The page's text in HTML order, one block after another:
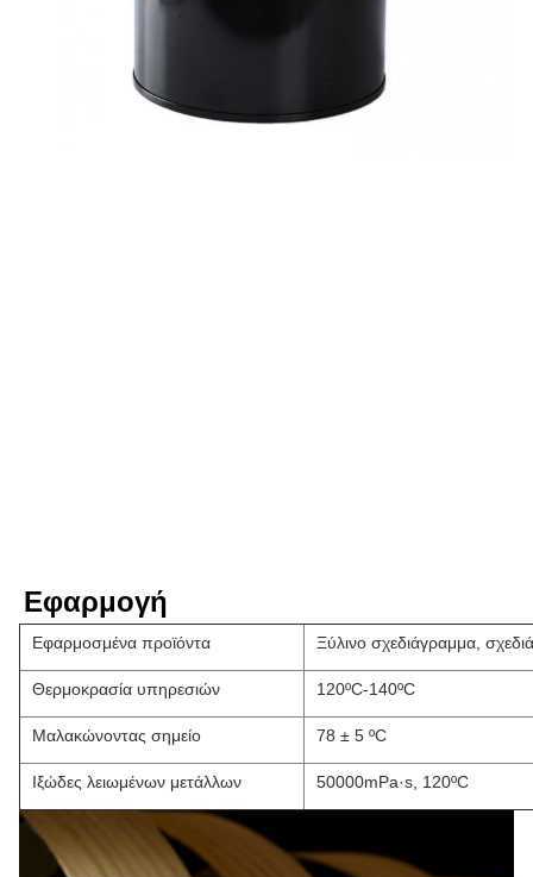
Εφαρμογή
Εφαρμοσμένα προϊόντα Ξύλινο σχεδιάγραμμα,
Θερμοκρασία υπηρεσιών 120ºC-140ºC
Μαλακώνοντας σημείο 78 ± 5 ºC
Ιξώδες λειωμένων μετάλλων 50000mPa·s, 120ºC